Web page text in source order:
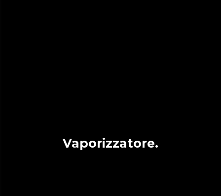
Vaporizzatore.